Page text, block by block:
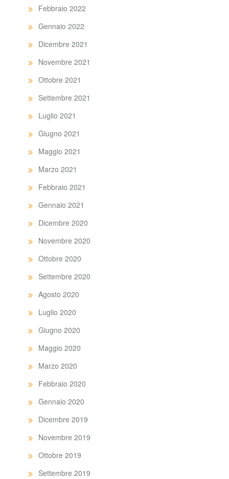
Febbraio 2022
Gennaio 2022
Dicembre 2021
Novembre 2021
Ottobre 2021
Settembre 2021
Luglio 2021
Giugno 2021
Maggio 2021
Marzo 2021
Febbraio 2021
Gennaio 2021
Dicembre 2020
Novembre 2020
Ottobre 2020
Settembre 2020
Agosto 2020
Luglio 2020
Giugno 2020
Maggio 2020
Marzo 2020
Febbraio 2020
Gennaio 2020
Dicembre 2019
Novembre 2019
Ottobre 2019
Settembre 2019